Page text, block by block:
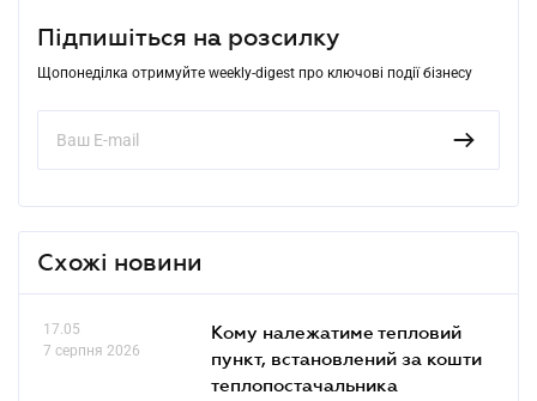
Підпишіться на розсилку
Щопонеділка отримуйте weekly-digest про ключові події бізнесу
Схожі новини
17.05
7 серпня 2026
Кому належатиме тепловий
пункт, встановлений за кошти
теплопостачальника